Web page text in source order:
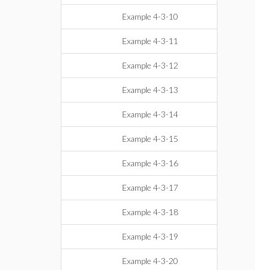
Example 4-3-10
Example 4-3-11
Example 4-3-12
Example 4-3-13
Example 4-3-14
Example 4-3-15
Example 4-3-16
Example 4-3-17
Example 4-3-18
Example 4-3-19
Example 4-3-20